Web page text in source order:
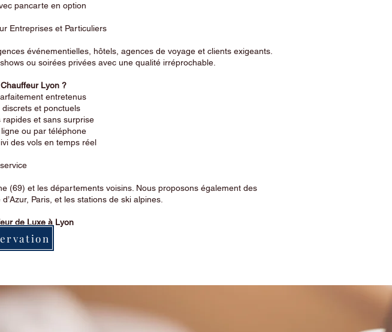
pancarte en option
Entreprises et Particuliers
événementielles, hôtels, agences de voyage et clients exigeants.
ou soirées privées avec une qualité irréprochable.
Lyon ?
entretenus
et ponctuels
et sans surprise
ou par téléphone
des vols en temps réel
(69) et les départements voisins. Nous proposons également des
Paris, et les stations de ski alpines.
de Luxe à Lyon